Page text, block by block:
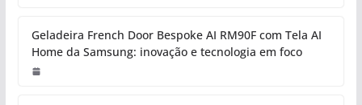
Geladeira French Door Bespoke AI RM90F com Tela AI
Home da Samsung: inovação e tecnologia em foco